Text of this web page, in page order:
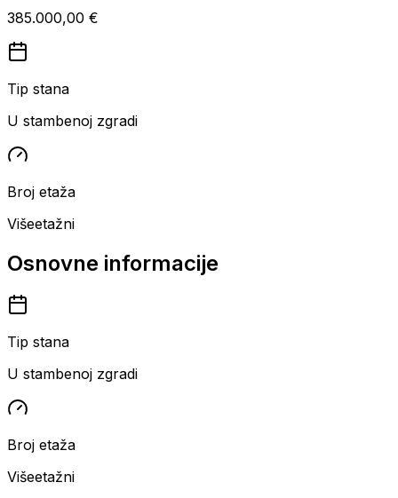
385.000,00 €
Tip stana
U stambenoj zgradi
Broj etaža
Višeetažni
Osnovne informacije
Tip stana
U stambenoj zgradi
Broj etaža
Višeetažni